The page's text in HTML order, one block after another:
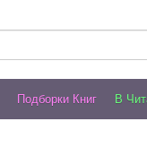
Подборки Книг В